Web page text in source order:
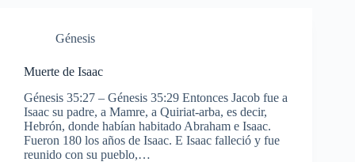
Génesis
Muerte de Isaac
Génesis 35:27 – Génesis 35:29 Entonces Jacob fue a
Isaac su padre, a Mamre, a Quiriat-arba, es decir,
Hebrón, donde habían habitado Abraham e Isaac.
Fueron 180 los años de Isaac. E Isaac falleció y fue
reunido con su pueblo,…